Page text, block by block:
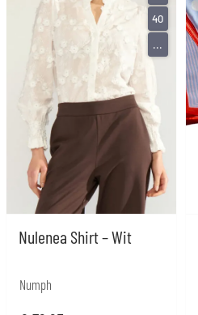
Nulenea Shirt – Wit
Numph
40
...